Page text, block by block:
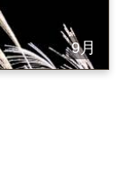
9月